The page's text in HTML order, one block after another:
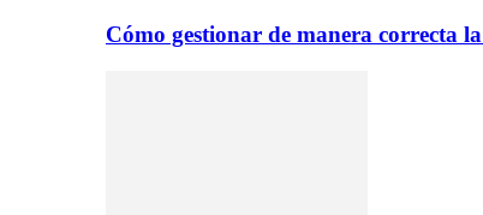
Cómo gestionar de manera correcta